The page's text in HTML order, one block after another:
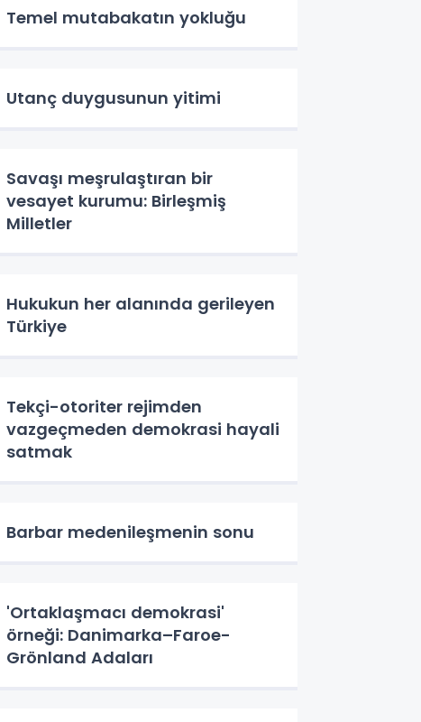
Temel mutabakatın yokluğu
Utanç duygusunun yitimi
Savaşı meşrulaştıran bir
vesayet kurumu: Birleşmiş
Milletler
Hukukun her alanında gerileyen
Türkiye
Tekçi-otoriter rejimden
vazgeçmeden demokrasi hayali
satmak
Barbar medenileşmenin sonu
'Ortaklaşmacı demokrasi'
örneği: Danimarka–Faroe-
Grönland Adaları